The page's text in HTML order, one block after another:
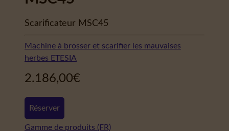
Scarificateur MSC45
Machine à brosser et scarifier les mauvaises
herbes ETESIA
2.186,00€
Réserver
Gamme de produits (FR)